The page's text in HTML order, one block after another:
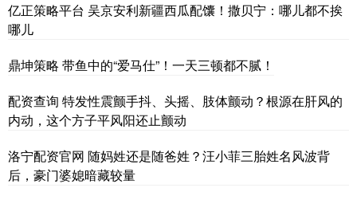
亿正策略平台 吴京安利新疆西瓜配馕！撒贝宁：哪儿都不挨
哪儿
鼎坤策略 带鱼中的“爱马仕”！一天三顿都不腻！
配资查询 特发性震颤手抖、头摇、肢体颤动？根源在肝风的
内动，这个方子平风阳还止颤动
洛宁配资官网 随妈姓还是随爸姓？汪小菲三胎姓名风波背
后，豪门婆媳暗藏较量